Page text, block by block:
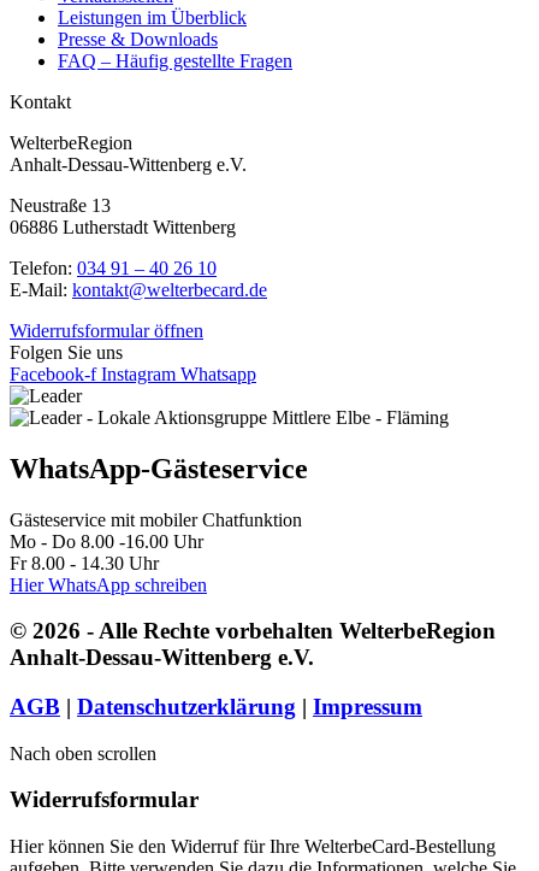
Leistungen im Überblick
Presse & Downloads
FAQ – Häufig gestellte Fragen
Kontakt
WelterbeRegion
Anhalt-Dessau-Wittenberg e.V.
Neustraße 13
06886 Lutherstadt Wittenberg
Telefon: 034 91 – 40 26 10
E-Mail: kontakt@welterbecard.de
Widerrufsformular öffnen
Folgen Sie uns
Facebook-f Instagram Whatsapp
WhatsApp-Gästeservice
Gästeservice mit mobiler Chatfunktion
Mo - Do 8.00 -16.00 Uhr
Fr 8.00 - 14.30 Uhr
Hier WhatsApp schreiben
© 2026 - Alle Rechte vorbehalten WelterbeRegion
Anhalt-Dessau-Wittenberg e.V.
AGB | Datenschutzerklärung | Impressum
Nach oben scrollen
Widerrufsformular
Hier können Sie den Widerruf für Ihre WelterbeCard-Bestellung